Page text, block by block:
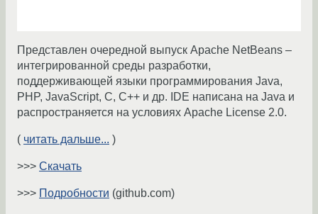
Представлен очередной выпуск Apache NetBeans –
интегрированной среды разработки,
поддерживающей языки программирования Java,
PHP, JavaScript, C, C++ и др. IDE написана на Java и
распространяется на условиях Apache License 2.0.
( читать дальше... )
>>> Скачать
>>> Подробности (github.com)